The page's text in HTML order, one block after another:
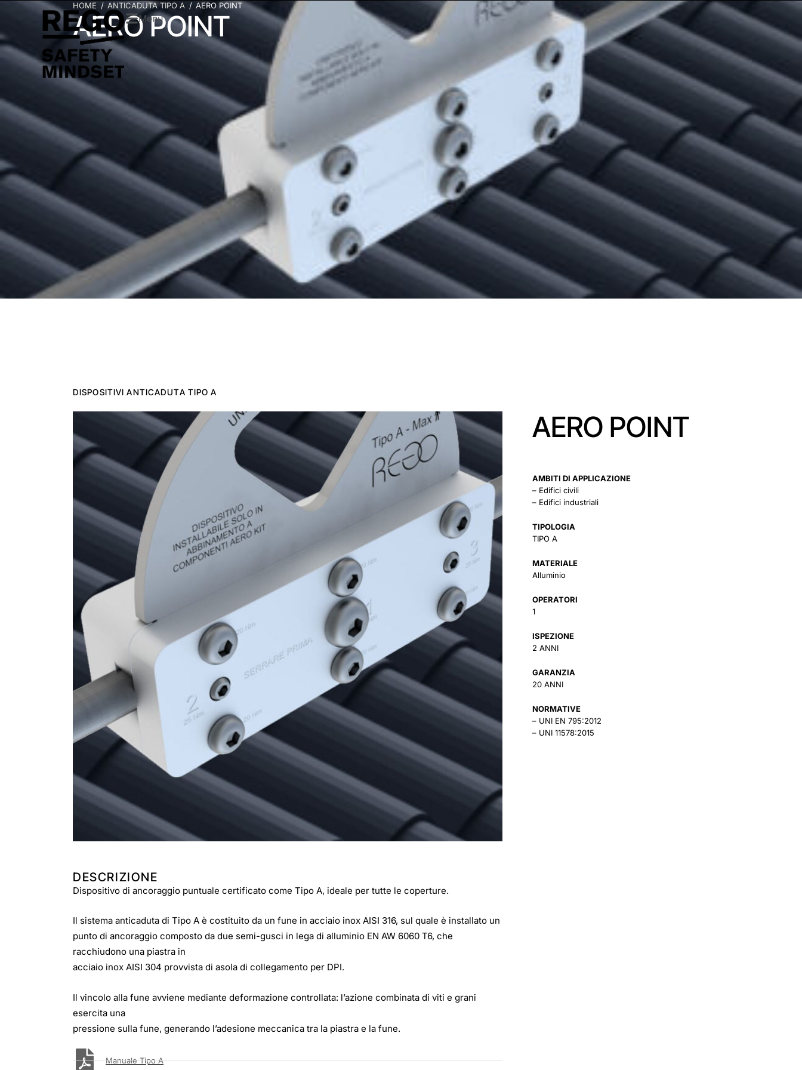
Menu
HOME ANTICADUTA TIPO A AERO POINT
AERO POINT
DISPOSITIVI ANTICADUTA TIPO A
DESCRIZIONE
Dispositivo di ancoraggio puntuale certificato come Tipo A, ideale per tutte le coperture.
Il sistema anticaduta di Tipo A è costituito da un fune in acciaio inox AISI 316, sul quale è installato un
punto di ancoraggio composto da due semi-gusci in lega di alluminio EN AW 6060 T6, che
racchiudono una piastra in
acciaio inox AISI 304 provvista di asola di collegamento per DPI.
Il vincolo alla fune avviene mediante deformazione controllata: l’azione combinata di viti e grani
esercita una
pressione sulla fune, generando l’adesione meccanica tra la piastra e la fune.
Manuale Tipo A
AERO POINT
AMBITI DI APPLICAZIONE
– Edifici civili
– Edifici industriali
TIPOLOGIA
TIPO A
MATERIALE
Alluminio
OPERATORI
1
ISPEZIONE
2 ANNI
GARANZIA
20 ANNI
NORMATIVE
– UNI EN 795:2012
– UNI 11578:2015